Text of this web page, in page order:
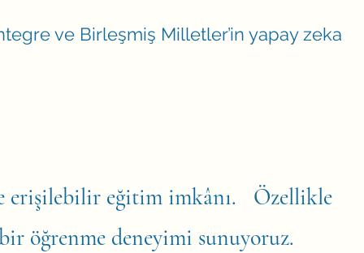
ve Birleşmiş Milletler’in yapay zeka
erişilebilir eğitim imkânı. Özellikle
öğrenme deneyimi sunuyoruz.